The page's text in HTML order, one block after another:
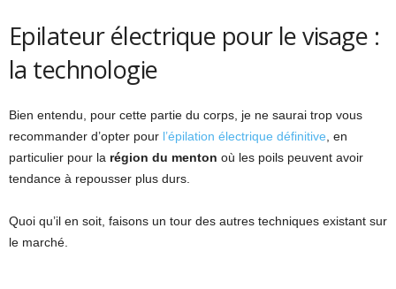
Epilateur électrique pour le visage :
la technologie
Bien entendu, pour cette partie du corps, je ne saurai trop vous
recommander d’opter pour l’épilation électrique définitive, en
particulier pour la région du menton où les poils peuvent avoir
tendance à repousser plus durs.
Quoi qu’il en soit, faisons un tour des autres techniques existant sur
le marché.